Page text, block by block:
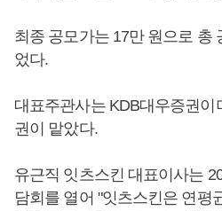
최종 공모가는 17만 원으로 총
었다.
대표주관사는 KDB대우증권
권이 맡았다.
유근직 잇츠스킨 대표이사는
담회를 열어 "잇츠스킨은 연평